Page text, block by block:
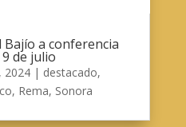
Bajío a conferencia
de julio
2024| destacado,
, Rema, Sonora